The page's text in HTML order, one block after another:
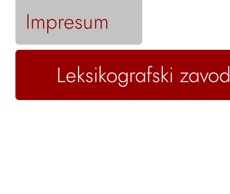
Impresum
Leksikografski